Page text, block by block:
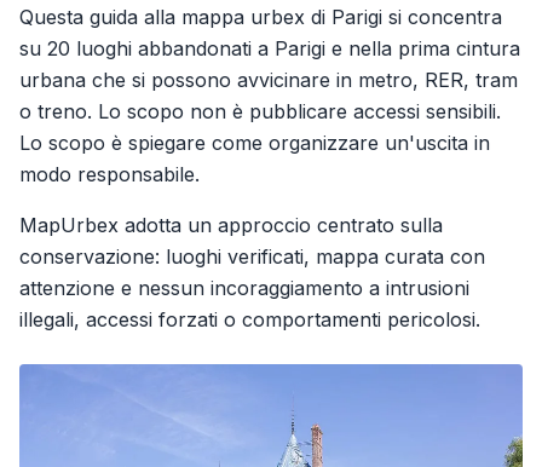
Questa guida alla mappa urbex di Parigi si concentra
su 20 luoghi abbandonati a Parigi e nella prima cintura
urbana che si possono avvicinare in metro, RER, tram
o treno. Lo scopo non è pubblicare accessi sensibili.
Lo scopo è spiegare come organizzare un'uscita in
modo responsabile.
MapUrbex adotta un approccio centrato sulla
conservazione: luoghi verificati, mappa curata con
attenzione e nessun incoraggiamento a intrusioni
illegali, accessi forzati o comportamenti pericolosi.